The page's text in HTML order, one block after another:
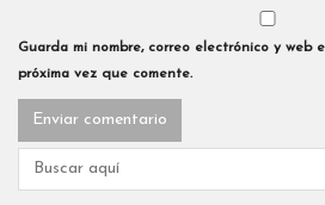
Guarda mi nombre, correo electrónico y web
próxima vez que comente.